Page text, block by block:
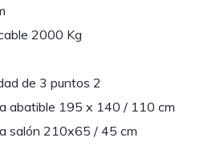
2000 Kg
de 3 puntos 2
abatible 195 x 140 / 110 cm
salón 210x65 / 45 cm